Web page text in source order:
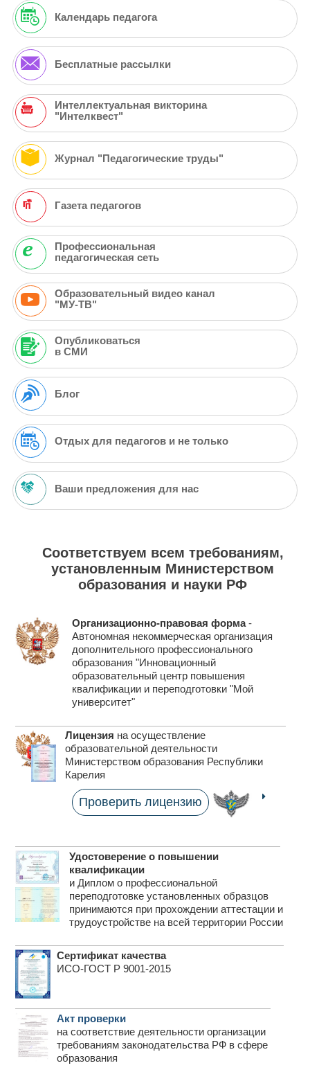
Календарь педагога
Бесплатные рассылки
Интеллектуальная викторина
"Интелквест"
Журнал "Педагогические труды"
Газета педагогов
Профессиональная
педагогическая сеть
Образовательный видео канал
"МУ-ТВ"
Опубликоваться
в СМИ
Блог
Отдых для педагогов и не только
Ваши предложения для нас
Соответствуем всем требованиям,
установленным Министерством
образования и науки РФ
Организационно-правовая форма-
Автономная некоммерческая организация
дополнительного профессионального
образования "Инновационный
образовательный центр повышения
квалификации и переподготовки "Мой
университет"
Лицензия на осуществление
образовательной деятельности
Министерством образования Республики
Карелия
Проверить лицензию
Удостоверение о повышении
квалификации
и Диплом о профессиональной
переподготовке установленных образцов
принимаются при прохождении аттестации и
трудоустройстве на всей территории России
Сертификат качества
ИСО-ГОСТ Р 9001-2015
Акт проверки
на соответствие деятельности организации
требованиям законодательства РФ в сфере
образования